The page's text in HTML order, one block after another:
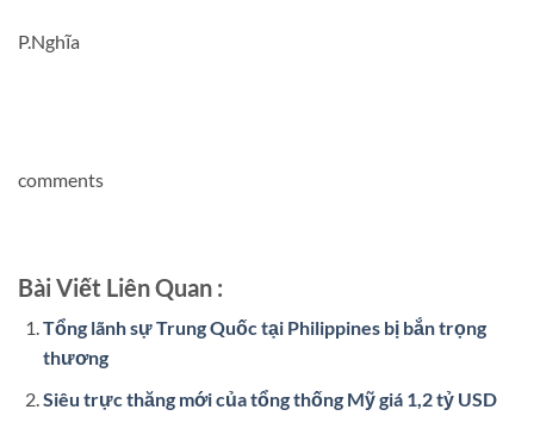
P.Nghĩa
comments
Bài Viết Liên Quan :
Tổng lãnh sự Trung Quốc tại Philippines bị bắn trọng
thương
Siêu trực thăng mới của tổng thống Mỹ giá 1,2 tỷ USD